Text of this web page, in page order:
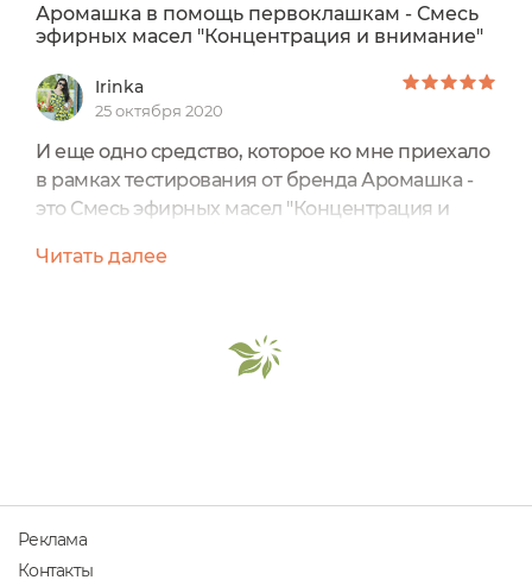
Аромашка в помощь первоклашкам - Смесь
эфирных масел "Концентрация и внимание"
Irinka
25 октября 2020
И еще одно средство, которое ко мне приехало
в рамках тестирования от бренда Аромашка -
это Смесь эфирных масел "Концентрация и
отзывами об этой смеси, но для меня она не
ведь внимание моей первоклашки частенько
бывает рассеянным. Да и как показала
Читать далее
Реклама
Контакты